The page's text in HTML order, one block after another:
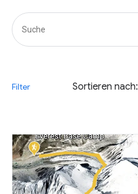
Filter Sortieren nach: